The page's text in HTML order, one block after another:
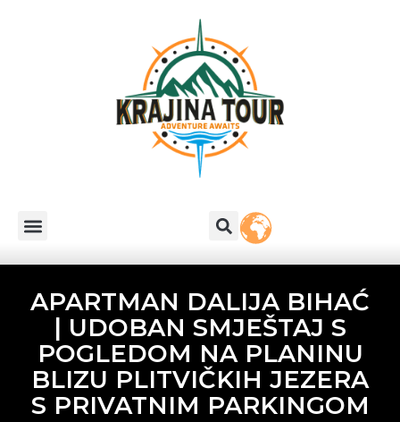
APARTMAN DALIJA BIHAĆ
| UDOBAN SMJEŠTAJ S
POGLEDOM NA PLANINU
BLIZU PLITVIČKIH JEZERA
S PRIVATNIM PARKINGOM